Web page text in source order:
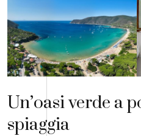
Un’oasi verde a
spiaggia